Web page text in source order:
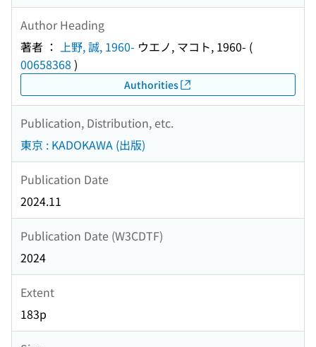
Author Heading
著者 ： 上野, 誠, 1960- ウエノ, マコト, 1960- (
00658368 )
Authorities
Publication, Distribution, etc.
東京 : KADOKAWA (出版)
Publication Date
2024.11
Publication Date (W3CDTF)
2024
Extent
183p